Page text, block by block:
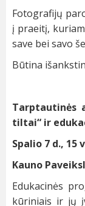
Fotografijų
į praeitį,
save bei savo
Būtina
Tarptautinės
tiltai“ ir
Spalio 7 d., 15
Kauno
Edukacinės
kūriniais ir jų